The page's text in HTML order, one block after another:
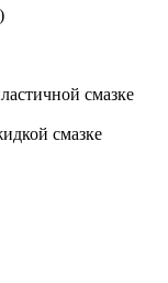
смазке
смазке